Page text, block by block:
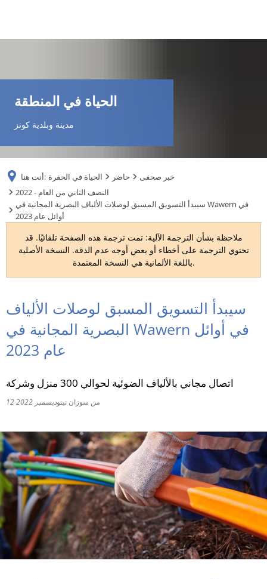
TR
UK
الحياة في المنطقة
مدينة وبلدية كونز
أنت هنا: الحياة في الحفرة حاضر
خبر صحفى
2022 - النصف الثاني من العام
سيبدأ التسويق المسبق لوصلات الألياف البصرية المجانية في Wawern في
أوائل عام 2023
ملاحظة بشأن الترجمة الآلية: تمت ترجمة هذه الصفحة تلقائيًا. قد
تحتوي الترجمة على أخطاء أو بعض أوجه عدم الدقة. النسخة الأصلية
باللغة الألمانية هي النسخة المعتمدة.
سيبدأ التسويق المسبق لوصلات الألياف
البصرية المجانية في Wawern في أوائل
عام 2023
اتصال مجاني بالألياف الضوئية لحوالي 300 منزل وشركة
12 ديسمبر 2022 من سوزان نينو